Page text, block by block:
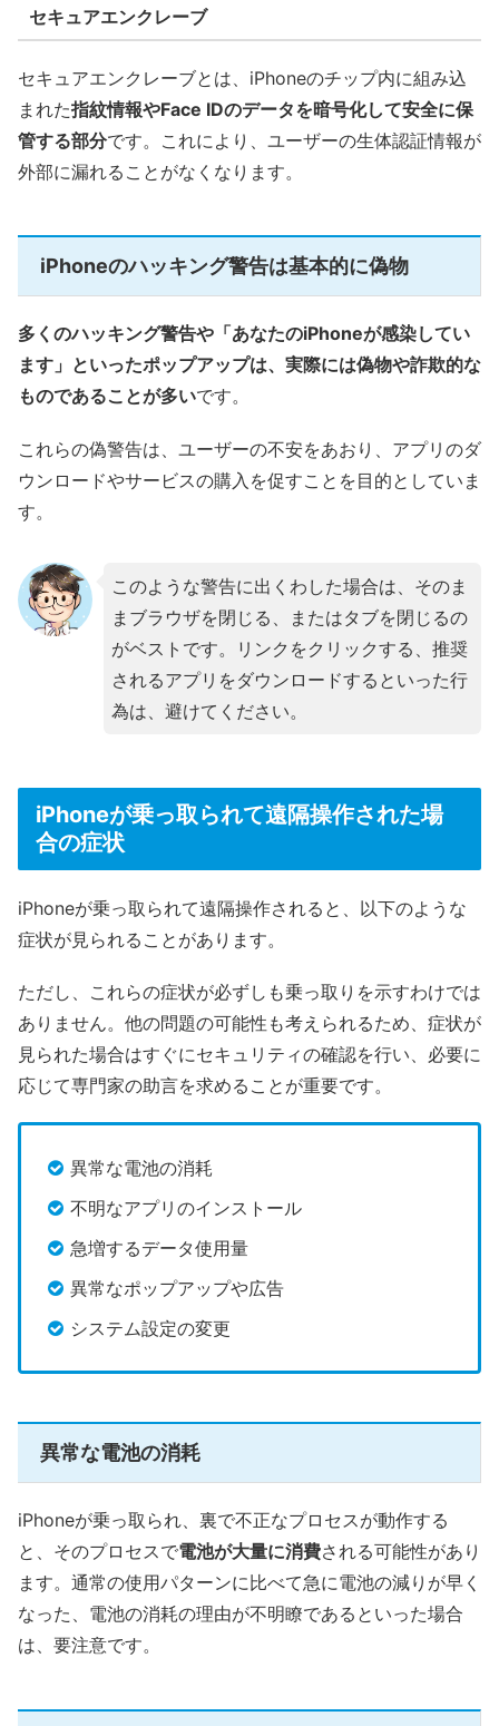
セキュアエンクレーブ
セキュアエンクレーブとは、iPhoneのチップ内に組み込
まれた指紋情報やFace IDのデータを暗号化して安全に保
管する部分です。これにより、ユーザーの生体認証情報が
外部に漏れることがなくなります。
iPhoneのハッキング警告は基本的に偽物
多くのハッキング警告や「あなたのiPhoneが感染してい
ます」といったポップアップは、実際には偽物や詐欺的な
ものであることが多いです。
これらの偽警告は、ユーザーの不安をあおり、アプリのダ
ウンロードやサービスの購入を促すことを目的としていま
す。
このような警告に出くわした場合は、そのま
まブラウザを閉じる、またはタブを閉じるの
がベストです。リンクをクリックする、推奨
されるアプリをダウンロードするといった行
為は、避けてください。
iPhoneが乗っ取られて遠隔操作された場
合の症状
iPhoneが乗っ取られて遠隔操作されると、以下のような
症状が見られることがあります。
ただし、これらの症状が必ずしも乗っ取りを示すわけでは
ありません。他の問題の可能性も考えられるため、症状が
見られた場合はすぐにセキュリティの確認を行い、必要に
応じて専門家の助言を求めることが重要です。
異常な電池の消耗
不明なアプリのインストール
急増するデータ使用量
異常なポップアップや広告
システム設定の変更
異常な電池の消耗
iPhoneが乗っ取られ、裏で不正なプロセスが動作する
と、そのプロセスで電池が大量に消費される可能性があり
ます。通常の使用パターンに比べて急に電池の減りが早く
なった、電池の消耗の理由が不明瞭であるといった場合
は、要注意です。